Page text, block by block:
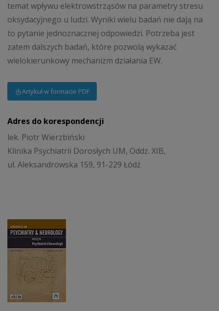
temat wpływu elektrowstrząsów na parametry stresu
oksydacyjnego u ludzi. Wyniki wielu badań nie dają na
to pytanie jednoznacznej odpowiedzi. Potrzeba jest
zatem dalszych badań, które pozwolą wykazać
wielokierunkowy mechanizm działania EW.
Artykuł w formacie PDF
Adres do korespondencji
lek. Piotr Wierzbiński
Klinika Psychiatrii Dorosłych UM, Oddz. XIB,
ul. Aleksandrowska 159, 91-229 Łódź